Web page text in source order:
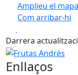
Amplieu el mapa
Com arribar-hi
+
−
Darrera
Frutas Andrés
Enllaços